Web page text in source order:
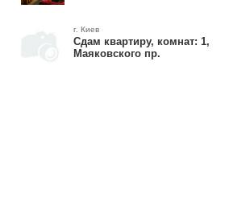
г. Киев
Сдам квартиру, комнат: 1,
Маяковского пр.